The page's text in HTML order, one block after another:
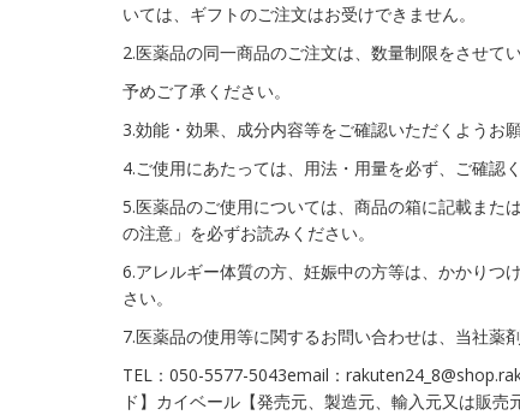
いては、ギフトのご注文はお受けできません。
2.医薬品の同一商品のご注文は、数量制限をさせて
予めご了承ください。
3.効能・効果、成分内容等をご確認いただくようお願
4.ご使用にあたっては、用法・用量を必ず、ご確認く
5.医薬品のご使用については、商品の箱に記載また
の注意」を必ずお読みください。
6.アレルギー体質の方、妊娠中の方等は、かかりつ
さい。
7.医薬品の使用等に関するお問い合わせは、当社薬
TEL：050-5577-5043email：
ド】カイベール【発売元、製造元、輸入元又は販